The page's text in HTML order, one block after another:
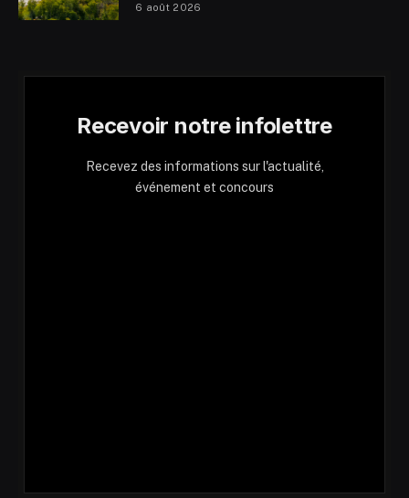
6 août 2026
Recevoir notre infolettre
Recevez des informations sur l'actualité,
événement et concours